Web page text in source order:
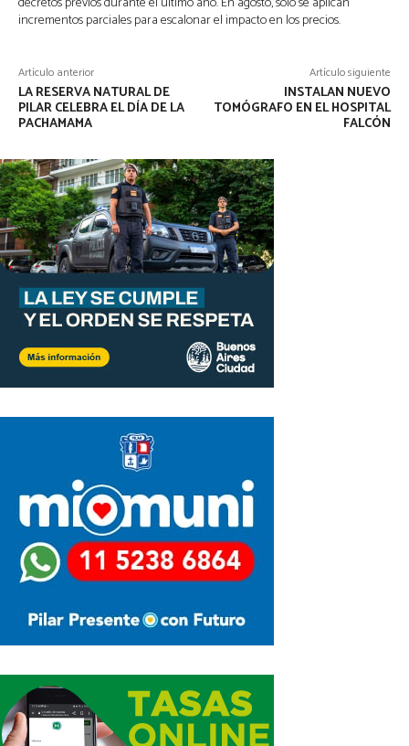
incrementos parciales para escalonar el impacto en los precios.
Artículo anterior
LA RESERVA NATURAL DE
PILAR CELEBRA EL DÍA DE LA
PACHAMAMA
Artículo siguiente
INSTALAN NUEVO
TOMÓGRAFO EN EL HOSPITAL
FALCÓN